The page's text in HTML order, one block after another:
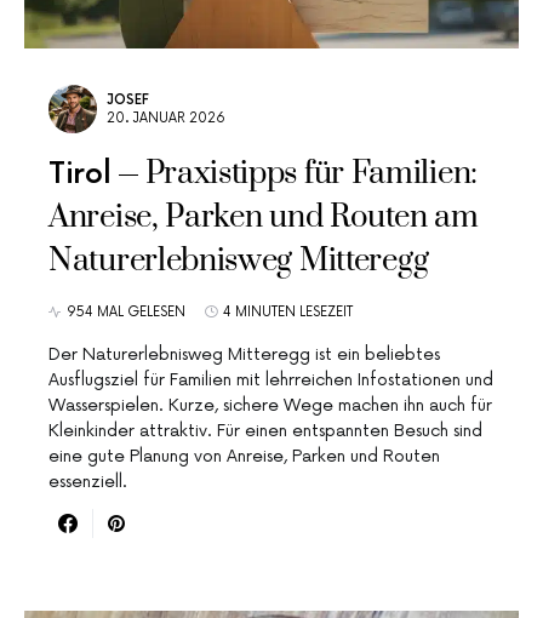
JOSEF
20. JANUAR 2026
Tirol
Praxistipps für Familien:
Anreise, Parken und Routen am
Naturerlebnisweg Mitteregg
954 MAL GELESEN 4 MINUTEN LESEZEIT
Der Naturerlebnisweg Mitteregg ist ein beliebtes
Ausflugsziel für Familien mit lehrreichen Infostationen und
Wasserspielen. Kurze, sichere Wege machen ihn auch für
Kleinkinder attraktiv. Für einen entspannten Besuch sind
eine gute Planung von Anreise, Parken und Routen
essenziell.